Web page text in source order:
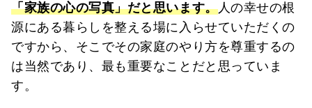
「家族の心の写真」だと思います。人の幸せの根
源にある暮らしを整える場に入らせていただくの
ですから、そこでその家庭のやり方を尊重するの
は当然であり、最も重要なことだと思っていま
す。